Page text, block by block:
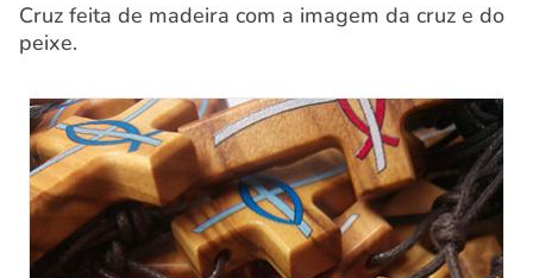
Cruz feita de madeira com a imagem da cruz e do
peixe.